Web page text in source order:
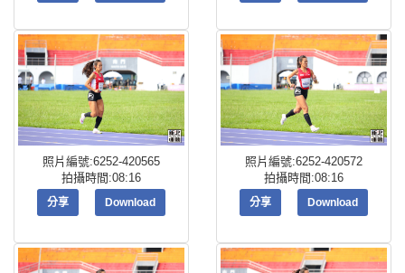
照片編號:6252-420565
拍攝時間:08:16
分享 Download
照片編號:6252-420572
拍攝時間:08:16
分享 Download